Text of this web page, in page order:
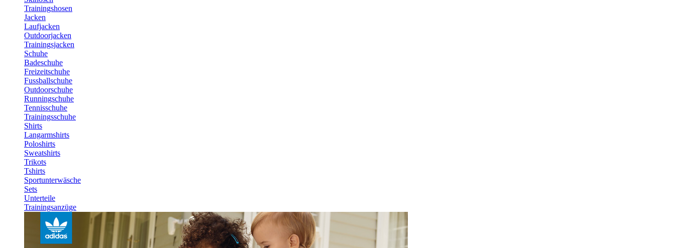
Trainingshosen
Jacken
Laufjacken
Outdoorjacken
Trainingsjacken
Schuhe
Badeschuhe
Freizeitschuhe
Fussballschuhe
Outdoorschuhe
Runningschuhe
Tennisschuhe
Trainingsschuhe
Shirts
Langarmshirts
Poloshirts
Sweatshirts
Trikots
Tshirts
Sportunterwäsche
Sets
Unterteile
Trainingsanzüge